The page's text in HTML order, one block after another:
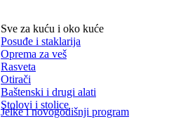
Sve za kuću i oko kuće
Posuđe i staklarija
Oprema za veš
Rasveta
Otirači
Baštenski i drugi alati
Stolovi i stolice
Jelke i novogodišnji program